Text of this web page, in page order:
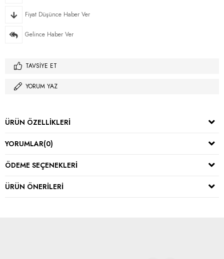
Fiyat Düşünce Haber Ver
Gelince Haber Ver
TAVSIYE ET
YORUM YAZ
ÜRÜN ÖZELLIKLERI
YORUMLAR(0)
ÖDEME SEÇENEKLERI
ÜRÜN ÖNERILERI